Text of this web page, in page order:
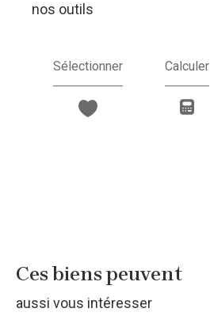
nos outils
Sélectionner Calculer
Ces biens peuvent
aussi vous intéresser